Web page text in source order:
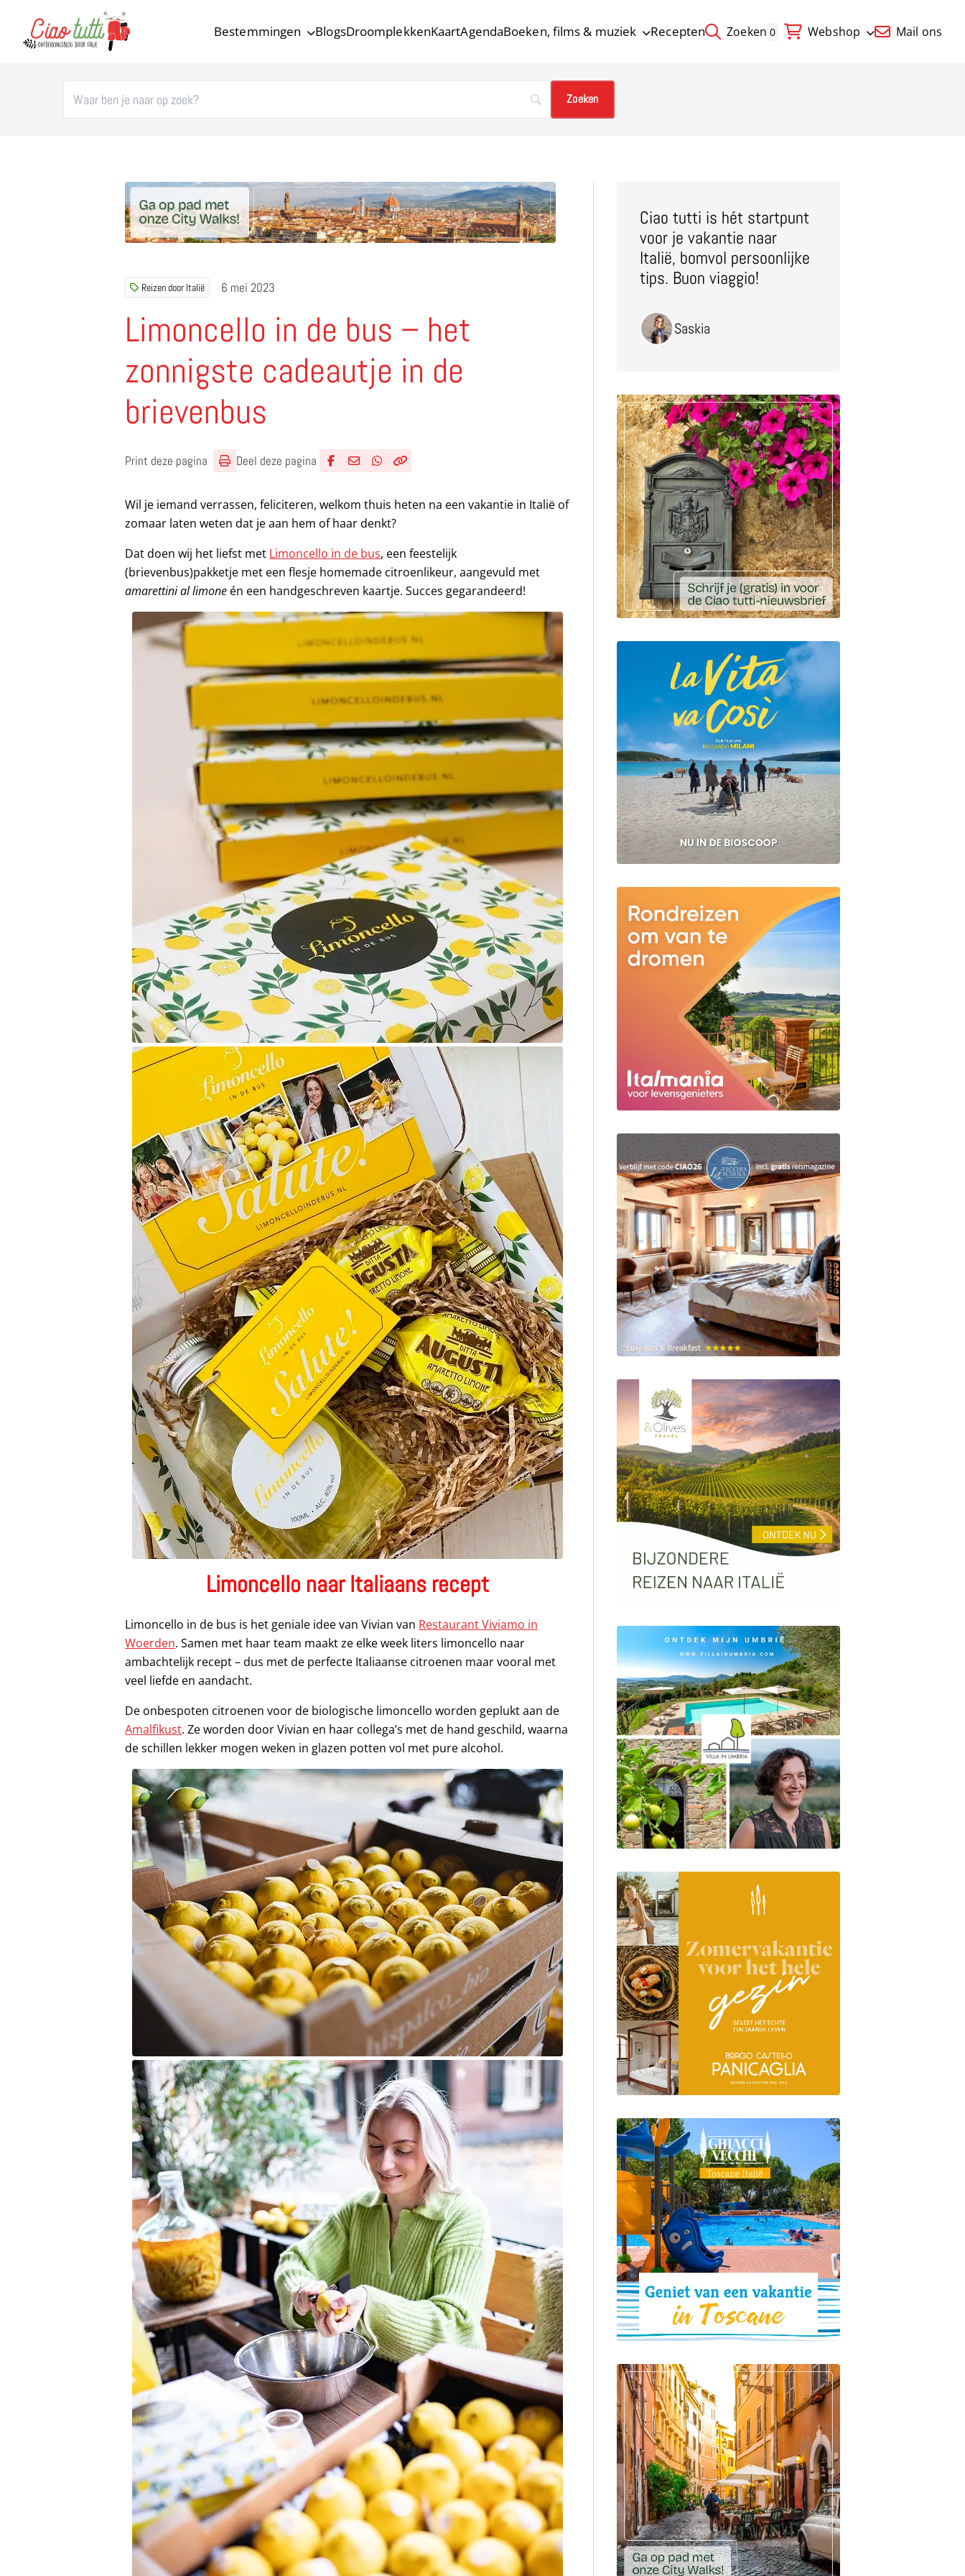
Bestemmingen BlogsDroomplekkenKaartAgendaBoeken, films & muziek Recepten Zoeken 0 Webshop Mail ons
Reizen door Italië 6 mei 2023
Limoncello in de bus – het
zonnigste cadeautje in de
brievenbus
Print deze pagina
Deel deze pagina
Wil je iemand verrassen, feliciteren, welkom thuis heten na een vakantie in Italië of
zomaar laten weten dat je aan hem of haar denkt?
Dat doen wij het liefst met Limoncello in de bus, een feestelijk
(brievenbus)pakketje met een flesje homemade citroenlikeur, aangevuld met
amarettini al limone én een handgeschreven kaartje. Succes gegarandeerd!
Limoncello naar Italiaans recept
Limoncello in de bus is het geniale idee van Vivian van Restaurant Viviamo in
Woerden. Samen met haar team maakt ze elke week liters limoncello naar
ambachtelijk recept – dus met de perfecte Italiaanse citroenen maar vooral met
veel liefde en aandacht.
De onbespoten citroenen voor de biologische limoncello worden geplukt aan de
Amalfikust. Ze worden door Vivian en haar collega’s met de hand geschild, waarna
de schillen lekker mogen weken in glazen potten vol met pure alcohol.
Ciao tutti is hét startpunt
voor je vakantie naar
Italië, bomvol persoonlijke
tips. Buon viaggio!
Saskia